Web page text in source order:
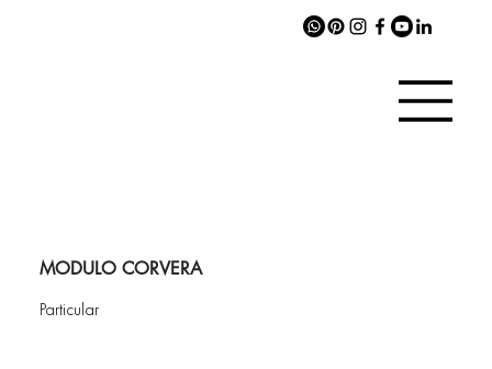
MODULO CORVERA
Particular